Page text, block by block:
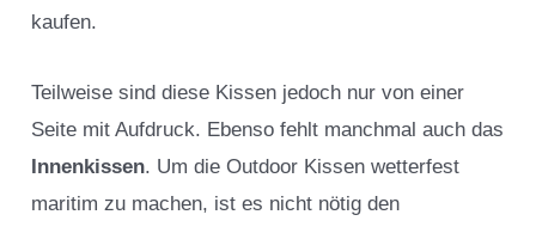
kaufen.
Teilweise sind diese Kissen jedoch nur von einer
Seite mit Aufdruck. Ebenso fehlt manchmal auch das
Innenkissen. Um die Outdoor Kissen wetterfest
maritim zu machen, ist es nicht nötig den